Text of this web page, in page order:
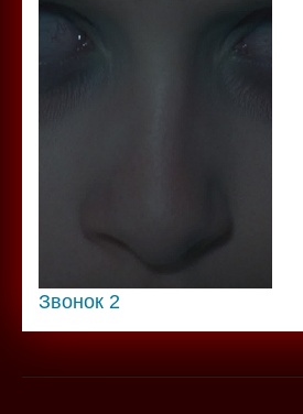
Звонок 2